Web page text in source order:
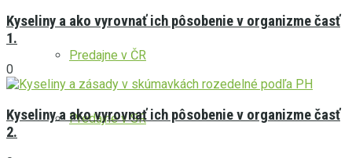
Predajne v ČR
Predajne v SR
Kyseliny a ako vyrovnať ich pôsobenie v organizme časť
1.
0
Kyseliny a ako vyrovnať ich pôsobenie v organizme časť
2.